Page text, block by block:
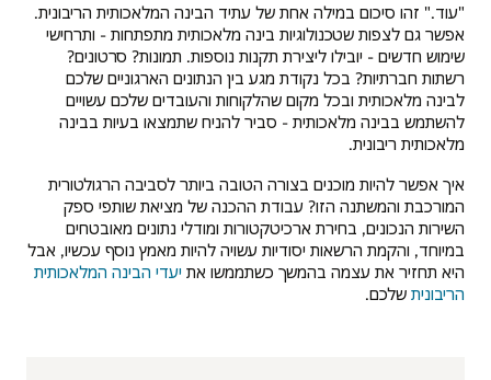
"עוד." זהו סיכום במילה אחת של עתיד הבינה המלאכותית הריבונית.
אפשר גם לצפות שטכנולוגיות בינה מלאכותית מתפתחות - ותרחישי
שימוש חדשים - יובילו ליצירת תקנות נוספות. תמונות? סרטונים?
רשתות חברתיות? בכל נקודת מגע בין הנתונים הארגוניים שלכם
לבינה מלאכותית ובכל מקום שהלקוחות והעובדים שלכם עשויים
להשתמש בבינה מלאכותית - סביר להניח שתמצאו בעיות בבינה
מלאכותית ריבונית.
איך אפשר להיות מוכנים בצורה הטובה ביותר לסביבה הרגולטורית
המורכבת והמשתנה הזו? עבודת ההכנה של מציאת שותפי ספק
השירות הנכונים, בחירת ארכיטקטורות ומודלי נתונים מאובטחים
במיוחד, והקמת הרשאות יסודיות עשויה להיות מאמץ נוסף עכשיו, אבל
היא תחזיר את עצמה בהמשך כשתממשו את יעדי הבינה המלאכותית
הריבונית שלכם.